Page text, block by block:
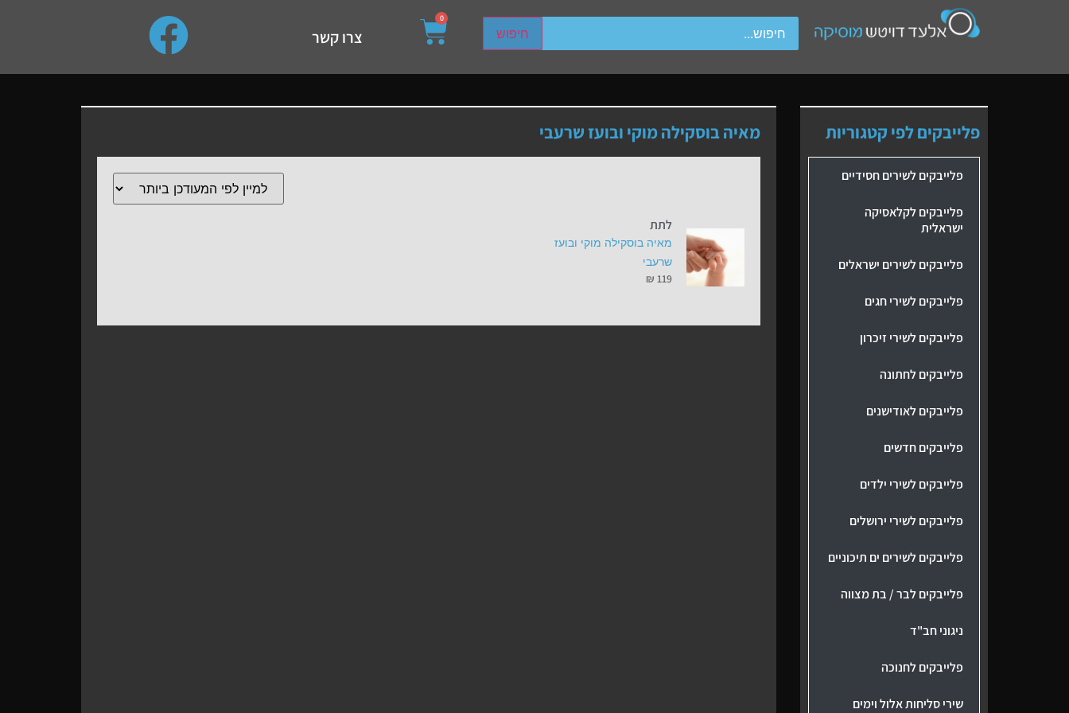
חיפוש
up and down arrows to review and enter to go to the desired page. Touch device users, explore by touch or with swipe gestures.
0
צרו קשר
פלייבקים לפי קטגוריות
פלייבקים לשירים חסידיים
פלייבקים לקלאסיקה
ישראלית
פלייבקים לשירים ישראלים
פלייבקים לשירי חגים
פלייבקים לשירי זיכרון
פלייבקים לחתונה
פלייבקים לאודישנים
פלייבקים חדשים
פלייבקים לשירי ילדים
פלייבקים לשירי ירושלים
פלייבקים לשירים ים תיכוניים
פלייבקים לבר / בת מצווה
ניגוני חב"ד
פלייבקים לחנוכה
שירי סליחות אלול וימים
מאיה בוסקילה מוקי ובועז שרעבי
לתת
מאיה בוסקילה מוקי ובועז
שרעבי
₪ 119